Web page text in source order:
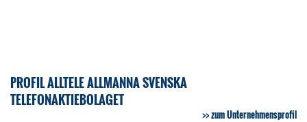
PROFIL ALLTELE ALLMANNA SVENSKA
TELEFONAKTIEBOLAGET
zum Unternehmensprofil